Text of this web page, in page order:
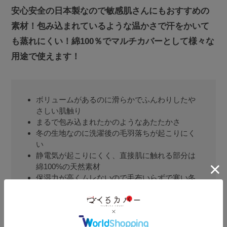
安心安全の日本製なので敏感肌さんにもおすすめの
素材！包み込まれているような温かさで汗をかいて
も蒸れにくい！綿100％でマルチカバーとして様々な
用途で使えます！
ボリュームがあるのに滑らかでふんわりしたや
さしい肌触り
まるで包み込まれたかのようなあたたかさ
冬の生地なのに洗濯後の毛羽落ちが起こりにく
い
静電気が起こりにくく、直接肌に触れる部分は
綿100%の天然素材
保湿力が高くムレないので毛布いらずで寒い冬